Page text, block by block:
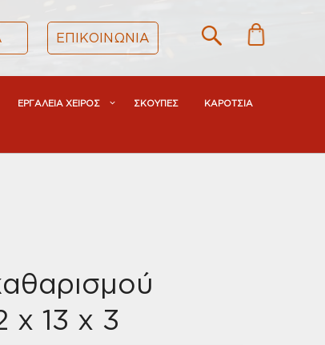
ΕΠΙΚΟΙΝΩΝΙΑ
ΕΡΓΑΛΕΙΑ ΧΕΙΡΟΣ ΣΚΟΥΠΕΣ ΚΑΡΟΤΣΙΑ
x 13 x 3